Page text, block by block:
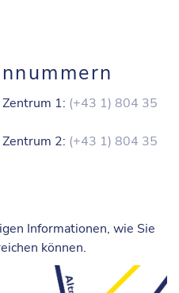
1: (+43 1) 804 35
2: (+43 1) 804 35
Informationen, wie Sie
können.